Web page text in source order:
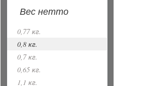
Вес нетто
0,77 кг.
0,8 кг.
0,7 кг.
0,65 кг.
1,1 кг.